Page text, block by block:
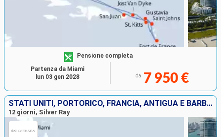
Pensione completa
da 7 950 €
Partenza da Miami
lun 03 gen 2028
STATI UNITI, PORTORICO, FRANCIA, ANTIGUA E BARBUDA, TORTOLA
12 giorni, Silver Ray